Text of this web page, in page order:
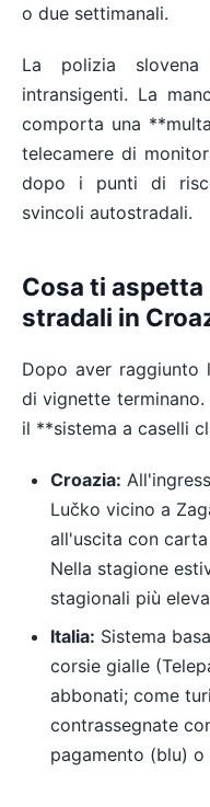
o due settimanali.
La polizia
intransigenti. La
comporta una
telecamere di
dopo i punti di
svincoli autostradali.
Cosa ti aspetta
stradali in
Dopo aver raggiunto
di vignette
il **sistema a caselli
Croazia:
Lučko vicino a
all'uscita con
Nella stagione
stagionali più
Italia: Sistema
corsie gialle
abbonati; come
contrassegnate
pagamento (blu)